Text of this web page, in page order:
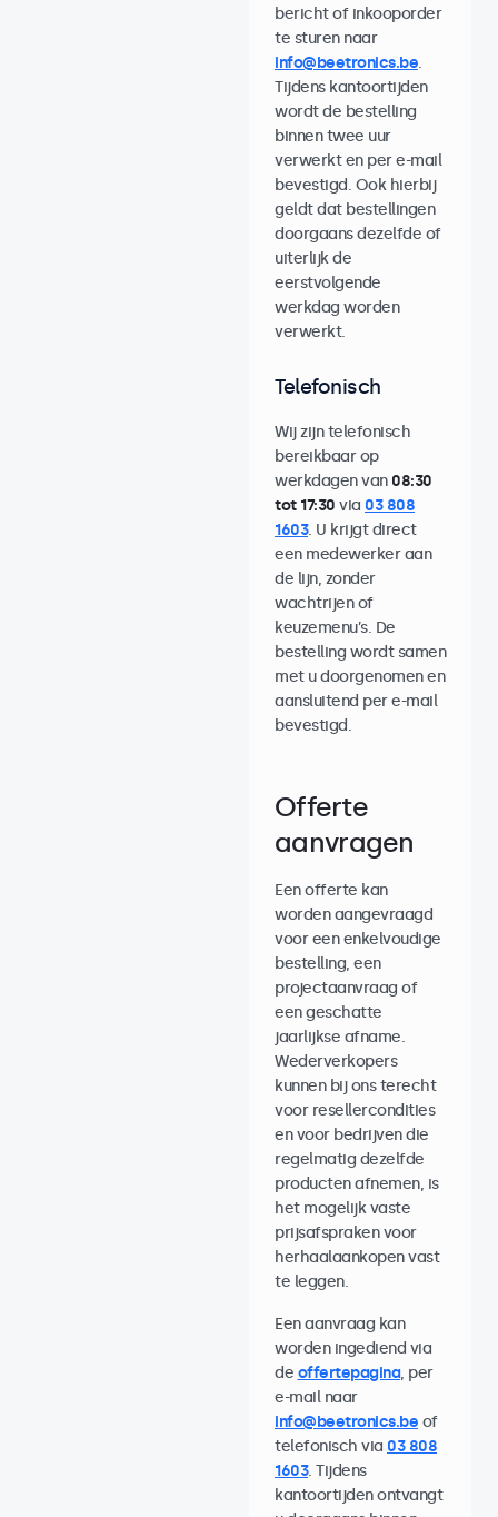
bericht of inkooporder
te sturen naar
info@beetronics.be.
Tijdens kantoortijden
wordt de bestelling
binnen twee uur
verwerkt en per e-mail
bevestigd. Ook hierbij
geldt dat bestellingen
doorgaans dezelfde of
uiterlijk de
eerstvolgende
werkdag worden
verwerkt.
Telefonisch
Wij zijn telefonisch
bereikbaar op
werkdagen van 08:30
tot 17:30 via 03 808
1603. U krijgt direct
een medewerker aan
de lijn, zonder
wachtrijen of
keuzemenu’s. De
bestelling wordt samen
met u doorgenomen en
aansluitend per e-mail
bevestigd.
Offerte
aanvragen
Een offerte kan
worden aangevraagd
voor een enkelvoudige
bestelling, een
projectaanvraag of
een geschatte
jaarlijkse afname.
Wederverkopers
kunnen bij ons terecht
voor resellercondities
en voor bedrijven die
regelmatig dezelfde
producten afnemen, is
het mogelijk vaste
prijsafspraken voor
herhaalaankopen vast
te leggen.
Een aanvraag kan
worden ingediend via
de offertepagina, per
e-mail naar
info@beetronics.be of
telefonisch via 03 808
1603. Tijdens
kantoortijden ontvangt